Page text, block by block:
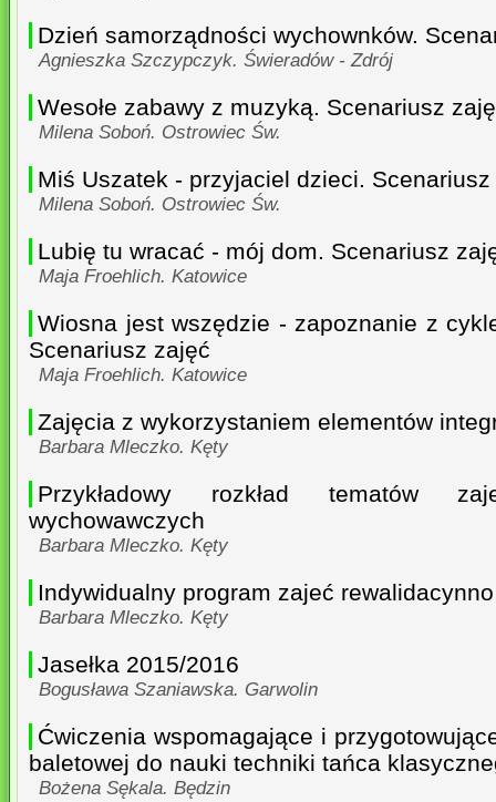
Dzień samorządności wychownków.
Agnieszka Szczypczyk. Świeradów - Zdrój
Wesołe zabawy z muzyką. Scenariusz
Milena Soboń. Ostrowiec Św.
Miś Uszatek - przyjaciel dzieci.
Milena Soboń. Ostrowiec Św.
Lubię tu wracać - mój dom. Scenariusz
Maja Froehlich. Katowice
Wiosna jest wszędzie - zapoznanie z
Scenariusz zajęć
Maja Froehlich. Katowice
Zajęcia z wykorzystaniem elementów
Barbara Mleczko. Kęty
Przykładowy rozkład tematów
wychowawczych
Barbara Mleczko. Kęty
Indywidualny program zajeć
Barbara Mleczko. Kęty
Jasełka 2015/2016
Bogusława Szaniawska. Garwolin
Ćwiczenia wspomagające i
baletowej do nauki techniki tańca
Bożena Sękala. Będzin